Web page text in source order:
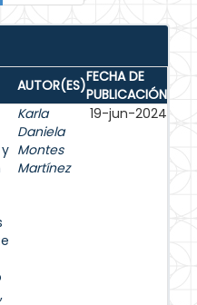
AUTOR(ES)FECHA DE
PUBLICACIÓN
Karla
Daniela
Montes
Martínez
19-jun-2024